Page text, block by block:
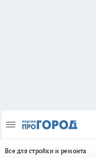
Все для стройки и ремонта